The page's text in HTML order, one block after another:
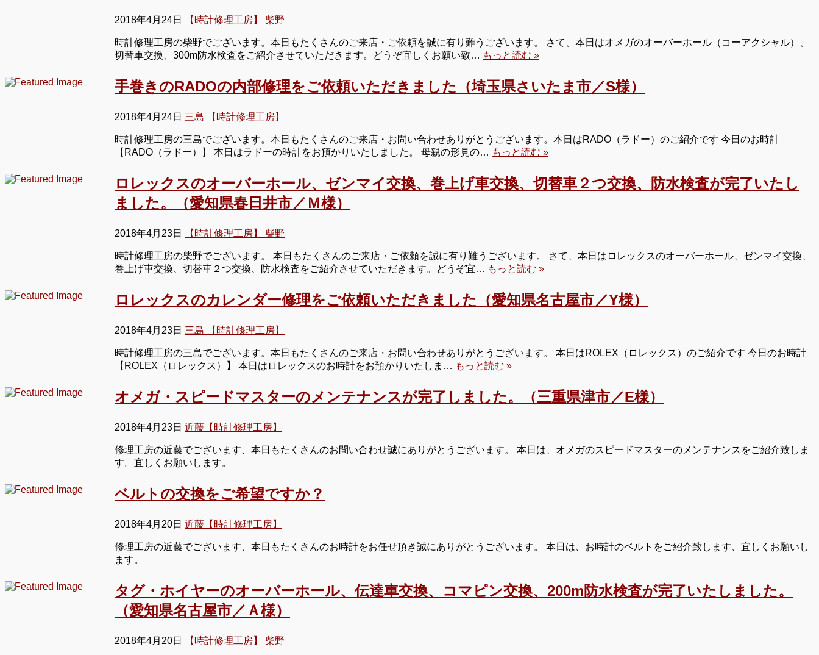
2018年4月24日 【時計修理工房】 柴野
時計修理工房の柴野でございます。本日もたくさんのご来店・ご依頼を誠に有り難うございます。 さて、本日はオメガのオーバーホール（コーアクシャル）、
切替車交換、300m防水検査をご紹介させていただきます。どうぞ宜しくお願い致… もっと読む »
手巻きのRADOの内部修理をご依頼いただきました（埼玉県さいたま市／S様）
2018年4月24日 三島 【時計修理工房】
時計修理工房の三島でございます。本日もたくさんのご来店・お問い合わせありがとうございます。本日はRADO（ラドー）のご紹介です 今日のお時計
【RADO（ラドー）】 本日はラドーの時計をお預かりいたしました。 母親の形見の… もっと読む »
ロレックスのオーバーホール、ゼンマイ交換、巻上げ車交換、切替車２つ交換、防水検査が完了いたし
ました。（愛知県春日井市／Ｍ様）
2018年4月23日 【時計修理工房】 柴野
時計修理工房の柴野でございます。 本日もたくさんのご来店・ご依頼を誠に有り難うございます。 さて、本日はロレックスのオーバーホール、ゼンマイ交換、
巻上げ車交換、切替車２つ交換、防水検査をご紹介させていただきます。どうぞ宜… もっと読む »
ロレックスのカレンダー修理をご依頼いただきました（愛知県名古屋市／Y様）
2018年4月23日 三島 【時計修理工房】
時計修理工房の三島でございます。本日もたくさんのご来店・お問い合わせありがとうございます。 本日はROLEX（ロレックス）のご紹介です 今日のお時計
【ROLEX（ロレックス）】 本日はロレックスのお時計をお預かりいたしま… もっと読む »
オメガ・スピードマスターのメンテナンスが完了しました。（三重県津市／E様）
2018年4月23日 近藤【時計修理工房】
修理工房の近藤でございます、本日もたくさんのお問い合わせ誠にありがとうございます。 本日は、オメガのスピードマスターのメンテナンスをご紹介致しま
す。宜しくお願いします。
ベルトの交換をご希望ですか？
2018年4月20日 近藤【時計修理工房】
修理工房の近藤でございます、本日もたくさんのお時計をお任せ頂き誠にありがとうございます。 本日は、お時計のベルトをご紹介致します、宜しくお願いし
ます。
タグ・ホイヤーのオーバーホール、伝達車交換、コマピン交換、200m防水検査が完了いたしました。
（愛知県名古屋市／Ａ様）
2018年4月20日 【時計修理工房】 柴野